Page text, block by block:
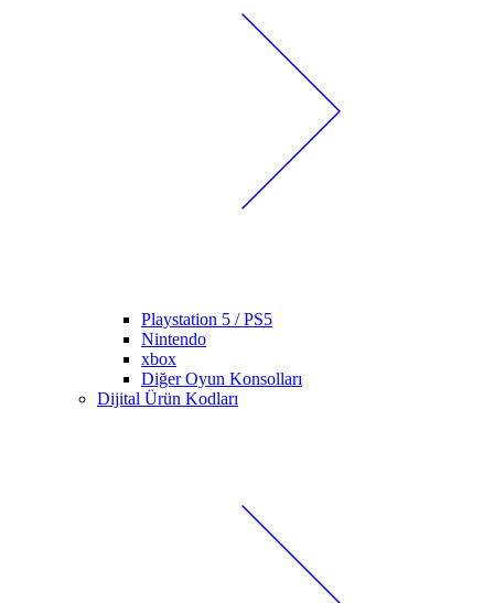
Playstation 5 / PS5
Nintendo
xbox
Diğer Oyun Konsolları
Dijital Ürün Kodları